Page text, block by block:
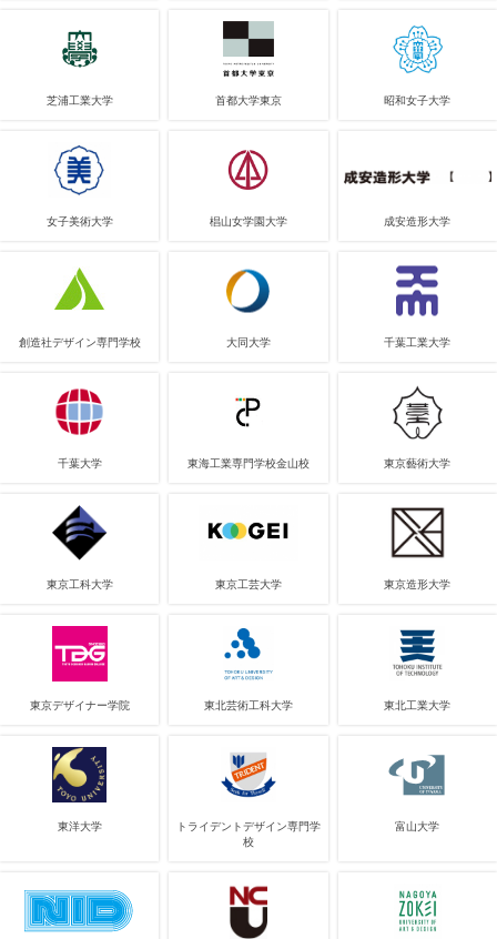
芝浦工業大学 首都大学東京 昭和女子大学
女子美術大学 椙山女学園大学 成安造形大学
創造社デザイン専門学校 大同大学 千葉工業大学
千葉大学 東海工業専門学校金山校 東京藝術大学
東京工科大学 東京工芸大学 東京造形大学
東京デザイナー学院 東北芸術工科大学 東北工業大学
東洋大学
トライデントデザイン専門学
校
富山大学